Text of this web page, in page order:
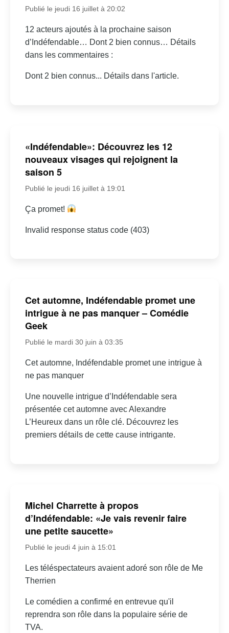
Publié le jeudi 16 juillet à 20:02
12 acteurs ajoutés à la prochaine saison
d’Indéfendable… Dont 2 bien connus… Détails
dans les commentaires :
Dont 2 bien connus... Détails dans l'article.
«Indéfendable»: Découvrez les 12
nouveaux visages qui rejoignent la
saison 5
Publié le jeudi 16 juillet à 19:01
Ça promet!
Invalid response status code (403)
Cet automne, Indéfendable promet une
intrigue à ne pas manquer – Comédie
Geek
Publié le mardi 30 juin à 03:35
Cet automne, Indéfendable promet une intrigue à
ne pas manquer
Une nouvelle intrigue d’Indéfendable sera
présentée cet automne avec Alexandre
L’Heureux dans un rôle clé. Découvrez les
premiers détails de cette cause intrigante.
Michel Charrette à propos
d’Indéfendable: «Je vais revenir faire
une petite saucette»
Publié le jeudi 4 juin à 15:01
Les téléspectateurs avaient adoré son rôle de Me
Therrien
Le comédien a confirmé en entrevue qu'il
reprendra son rôle dans la populaire série de
TVA.